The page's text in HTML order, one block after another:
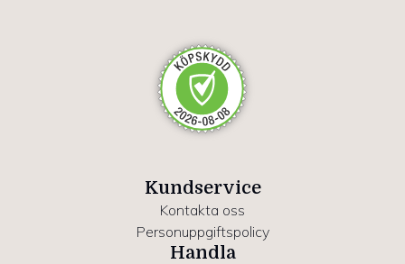
Kundservice
Kontakta oss
Personuppgiftspolicy
Handla